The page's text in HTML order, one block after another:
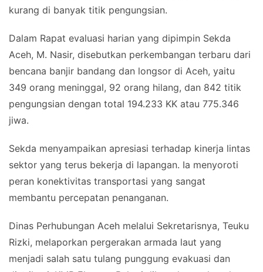
kurang di banyak titik pengungsian.
Dalam Rapat evaluasi harian yang dipimpin Sekda
Aceh, M. Nasir, disebutkan perkembangan terbaru dari
bencana banjir bandang dan longsor di Aceh, yaitu
349 orang meninggal, 92 orang hilang, dan 842 titik
pengungsian dengan total 194.233 KK atau 775.346
jiwa.
Sekda menyampaikan apresiasi terhadap kinerja lintas
sektor yang terus bekerja di lapangan. Ia menyoroti
peran konektivitas transportasi yang sangat
membantu percepatan penanganan.
Dinas Perhubungan Aceh melalui Sekretarisnya, Teuku
Rizki, melaporkan pergerakan armada laut yang
menjadi salah satu tulang punggung evakuasi dan